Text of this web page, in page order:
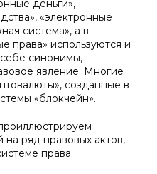
деньги»,
«электронные
система», а в
права» используются и
синонимы,
явление. Многие
созданные в
«блокчейн».
ряд правовых актов,
права.